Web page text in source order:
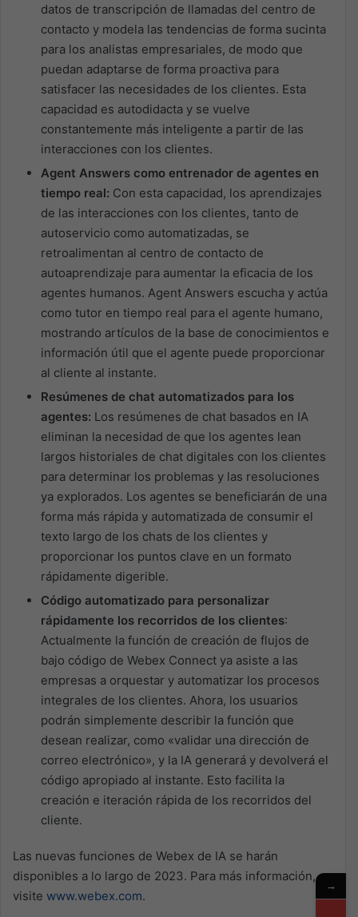
datos de transcripción de llamadas del centro de
contacto y modela las tendencias de forma sucinta
para los analistas empresariales, de modo que
puedan adaptarse de forma proactiva para
satisfacer las necesidades de los clientes. Esta
capacidad es autodidacta y se vuelve
constantemente más inteligente a partir de las
interacciones con los clientes.
Agent Answers como entrenador de agentes en
tiempo real: Con esta capacidad, los aprendizajes
de las interacciones con los clientes, tanto de
autoservicio como automatizadas, se
retroalimentan al centro de contacto de
autoaprendizaje para aumentar la eficacia de los
agentes humanos. Agent Answers escucha y actúa
como tutor en tiempo real para el agente humano,
mostrando artículos de la base de conocimientos e
información útil que el agente puede proporcionar
al cliente al instante.
Resúmenes de chat automatizados para los
agentes: Los resúmenes de chat basados en IA
eliminan la necesidad de que los agentes lean
largos historiales de chat digitales con los clientes
para determinar los problemas y las resoluciones
ya explorados. Los agentes se beneficiarán de una
forma más rápida y automatizada de consumir el
texto largo de los chats de los clientes y
proporcionar los puntos clave en un formato
rápidamente digerible.
Código automatizado para personalizar
rápidamente los recorridos de los clientes:
Actualmente la función de creación de flujos de
bajo código de Webex Connect ya asiste a las
empresas a orquestar y automatizar los procesos
integrales de los clientes. Ahora, los usuarios
podrán simplemente describir la función que
desean realizar, como «validar una dirección de
correo electrónico», y la IA generará y devolverá el
código apropiado al instante. Esto facilita la
creación e iteración rápida de los recorridos del
cliente.
Las nuevas funciones de Webex de IA se harán
disponibles a lo largo de 2023. Para más información,
visite www.webex.com.
→